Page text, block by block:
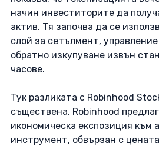
начин инвеститорите да
актив. Тя започва да се
слой за сетълмент,
обратно изкупуване извън
часове.
Тук разликата с Robinhood
съществена. Robinhood
икономическа експозиция към
инструмент, обвързан с